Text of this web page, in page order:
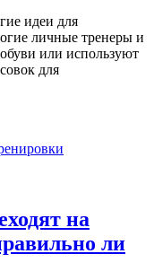
идеи для
личные тренеры и
или используют
для
на
ли